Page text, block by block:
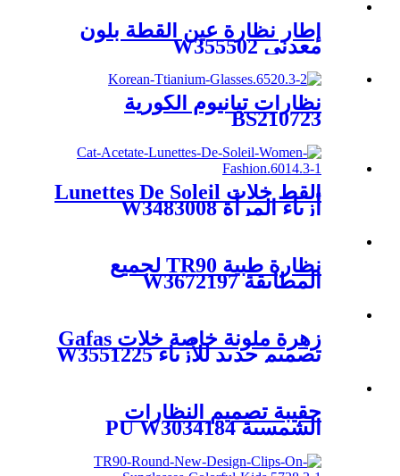
إطار نظارة عين القطة بلون
معدني W355502
نظارات تيانيوم الكورية
BS210723
القط خلات Lunettes De Soleil
أزياء المرأة W3483008
نظارة طبية TR90 لجميع
المطابقة W3672197
زهرة ملونة خاصة خلات Gafas
تصميم جديد للأزياء W3551225
حقيبة تصميم النظارات
الشمسية PU W3034184